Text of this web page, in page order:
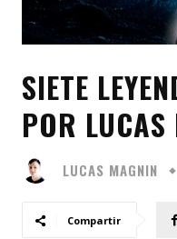
SIETE
POR LUCAS
LUCAS MAGNIN
Compartir